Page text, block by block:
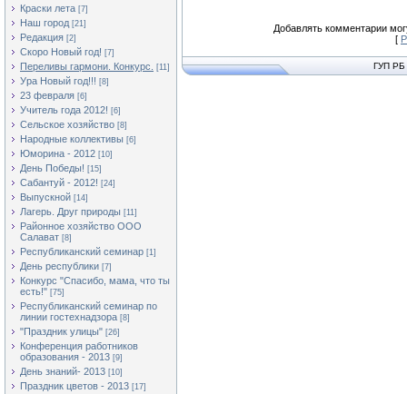
Краски лета [7]
Наш город [21]
Редакция [2]
Скоро Новый год! [7]
Переливы гармони. Конкурс. [11]
Ура Новый год!!! [8]
23 февраля [6]
Учитель года 2012! [6]
Сельское хозяйство [8]
Народные коллективы [6]
Юморина - 2012 [10]
День Победы! [15]
Сабантуй - 2012! [24]
Выпускной [14]
Лагерь. Друг природы [11]
Районное хозяйство ООО
Салават [8]
Республиканский семинар [1]
День республики [7]
Конкурс "Спасибо, мама, что ты
есть!" [75]
Республиканский семинар по
линии гостехнадзора [8]
"Праздник улицы" [26]
Конференция работников
образования - 2013 [9]
День знаний- 2013 [10]
Праздник цветов - 2013 [17]
Добавлять комментарии
[
ГУП РБ